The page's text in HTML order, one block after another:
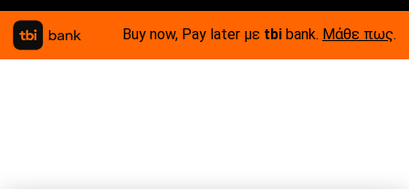
Buy now, Pay later με tbi bank. Μάθε πως.